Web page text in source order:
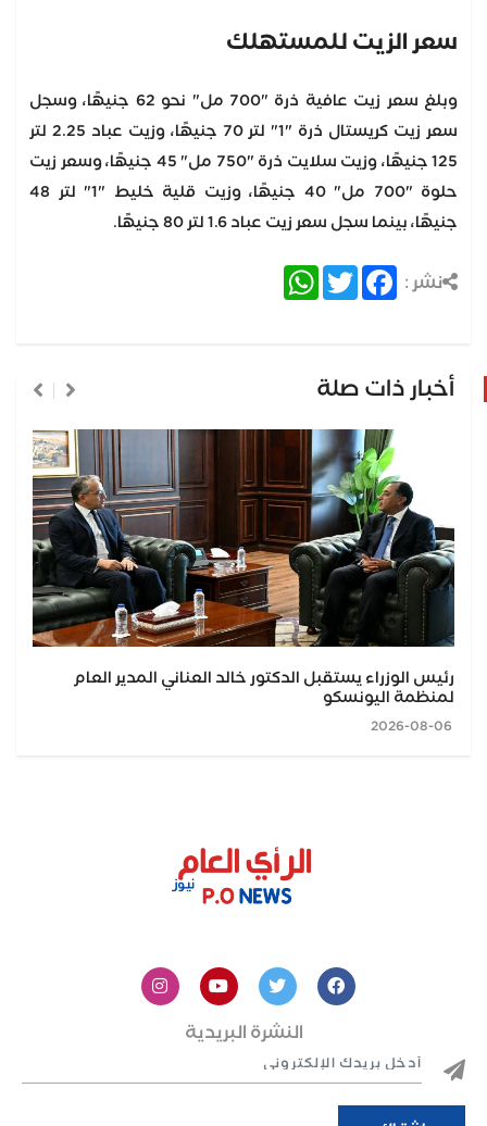
سعر الزيت للمستهلك
وبلغ سعر زيت عافية ذرة "700 مل" نحو 62 جنيهًا، وسجل
سعر زيت كريستال ذرة "1" لتر 70 جنيهًا، وزيت عباد 2.25 لتر
125 جنيهًا، وزيت سلايت ذرة "750 مل" 45 جنيهًا، وسعر زيت
حلوة "700 مل" 40 جنيهًا، وزيت قلية خليط "1" لتر 48
جنيهًا، بينما سجل سعر زيت عباد 1.6 لتر 80 جنيهًا.
نشر : Facebook
Twitter
WhatsApp
أخبار ذات صلة
رئيس الوزراء يستقبل الدكتور خالد العناني المدير العام
لمنظمة اليونسكو
النشرة البريدية